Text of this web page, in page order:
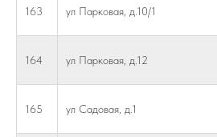
163 ул Парковая, д.10/1
164 ул Парковая, д.12
165 ул Садовая, д.1